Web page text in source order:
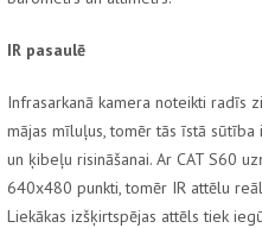
IR pasaulē
Infrasarkanā kamera noteikti radīs
mājas mīluļus, tomēr tās īstā
un ķibeļu risināšanai. Ar CAT S60
640x480 punkti, tomēr IR attēlu
Liekākas izšķirtspējas attēls tiek